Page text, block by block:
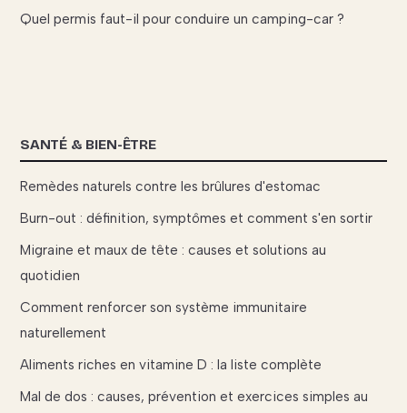
Quel permis faut-il pour conduire un camping-car ?
SANTÉ & BIEN-ÊTRE
Remèdes naturels contre les brûlures d'estomac
Burn-out : définition, symptômes et comment s'en sortir
Migraine et maux de tête : causes et solutions au
quotidien
Comment renforcer son système immunitaire
naturellement
Aliments riches en vitamine D : la liste complète
Mal de dos : causes, prévention et exercices simples au